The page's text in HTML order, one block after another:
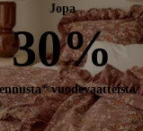
Jopa
30%
vuodevaatteista